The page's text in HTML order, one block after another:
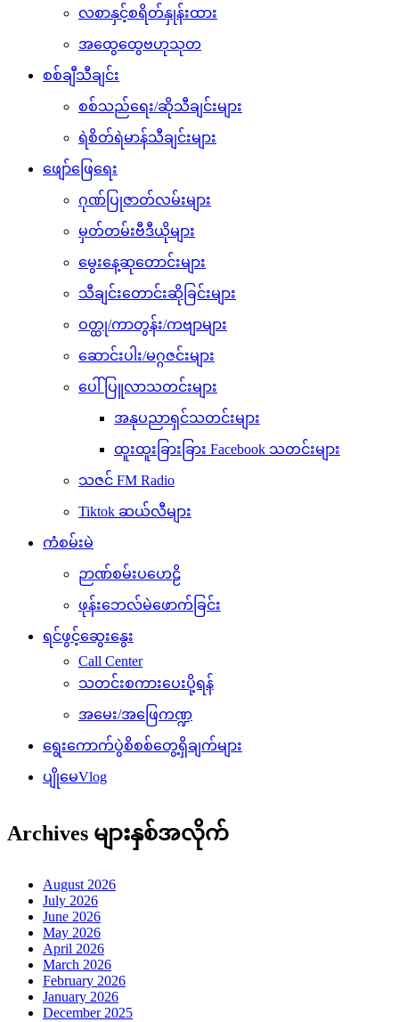
လစာနှင့်စရိတ်နှုန်းထား
အထွေထွေဗဟုသုတ
စစ်ချီသီချင်း
စစ်သည်ရေး/ဆိုသီချင်းများ
ရဲစိတ်ရဲမာန်သီချင်းများ
ဖျော်ဖြေရေး
ဂုဏ်ပြုဇာတ်လမ်းများ
မှတ်တမ်းဗီဒီယိုများ
မွေးနေ့ဆုတောင်းများ
သီချင်းတောင်းဆိုခြင်းများ
ဝတ္ထု/ကာတွန်း/ကဗျာများ
ဆောင်းပါး/မဂ္ဂဇင်းများ
ပေါ်ပြူလာသတင်းများ
အနုပညာရှင်သတင်းများ
ထူးထူးခြားခြား Facebook သတင်းများ
သဇင် FM Radio
Tiktok ဆယ်လီများ
ကံစမ်းမဲ
ဉာဏ်စမ်းပဟေဠိ
ဖုန်းဘေလ်မဲဖောက်ခြင်း
ရင်ဖွင့်ဆွေးနွေး
Call Center
သတင်းစကားပေးပို့ရန်
အမေး/အဖြေကဏ္ဍ
ရွေးကောက်ပွဲစိစစ်တွေ့ရှိချက်များ
ပျိုမေVlog
Archives များနှစ်အလိုက်
August 2026
July 2026
June 2026
May 2026
April 2026
March 2026
February 2026
January 2026
December 2025